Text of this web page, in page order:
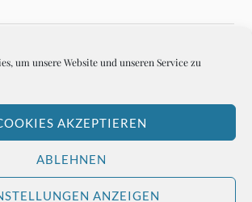
um unsere Website und unseren Service zu
AKZEPTIEREN
ABLEHNEN
ANZEIGEN